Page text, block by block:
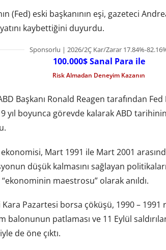
(Fed) eski başkanının eşi, gazeteci
kaybettiğini duyurdu.
Sponsorlu | 2026/2Ç Kar/Zarar 17.84%-
100.000$ Sanal Para ile
Risk Almadan Deneyim Kazanın
Başkanı Ronald Reagen tarafından Fed
yıl boyunca görevde kalarak ABD
Mart 1991 ile Mart 2001
düşük kalmasını sağlayan
maestrosu” olarak anıldı.
Kara Pazartesi borsa çöküşü, 1990 – 1991
balonunun patlaması ve 11 Eylül
de öne çıktı.